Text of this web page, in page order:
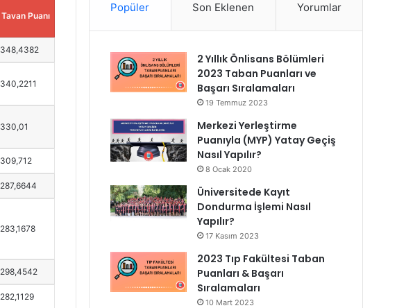
Tavan Puanı
348,4382
340,2211
330,01
309,712
287,6644
283,1678
298,4542
282,1129
Popüler Son Eklenen Yorumlar
2 Yıllık Önlisans Bölümleri
2023 Taban Puanları ve
Başarı Sıralamaları
19 Temmuz 2023
Merkezi Yerleştirme
Puanıyla (MYP) Yatay Geçiş
Nasıl Yapılır?
8 Ocak 2020
Üniversitede Kayıt
Dondurma İşlemi Nasıl
Yapılır?
17 Kasım 2023
2023 Tıp Fakültesi Taban
Puanları & Başarı
Sıralamaları
10 Mart 2023